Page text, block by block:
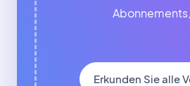
Erkunden Sie alle